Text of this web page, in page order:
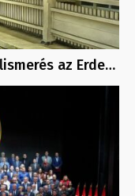
az Erde…